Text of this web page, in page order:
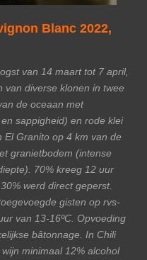
Blanc 2022,
van 14 maart tot 7 april,
van diverse klonen in twee
de oceaan met
sappigheid) en rode klei
El Granito op 4 km van de
granietbodem (intense
70% kreeg 12 uur
werd direct geperst.
gisten op rvs-
van 13-16ºC. Opvoeding
bâtonnage. In Chili
wijn minimaal 12% alcohol